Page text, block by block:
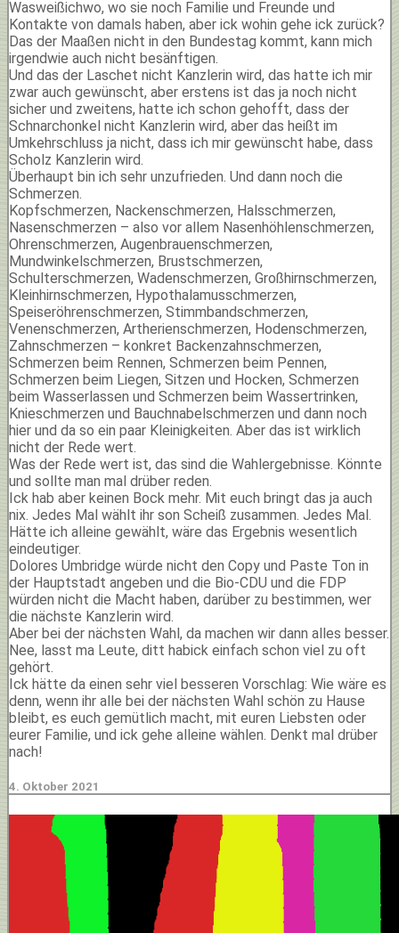
Wasweißichwo, wo sie noch Familie und Freunde und
Kontakte von damals haben, aber ick wohin gehe ick zurück?
Das der Maaßen nicht in den Bundestag kommt, kann mich
irgendwie auch nicht besänftigen.
Und das der Laschet nicht Kanzlerin wird, das hatte ich mir
zwar auch gewünscht, aber erstens ist das ja noch nicht
sicher und zweitens, hatte ich schon gehofft, dass der
Schnarchonkel nicht Kanzlerin wird, aber das heißt im
Umkehrschluss ja nicht, dass ich mir gewünscht habe, dass
Scholz Kanzlerin wird.
Überhaupt bin ich sehr unzufrieden. Und dann noch die
Schmerzen.
Kopfschmerzen, Nackenschmerzen, Halsschmerzen,
Nasenschmerzen – also vor allem Nasenhöhlenschmerzen,
Ohrenschmerzen, Augenbrauenschmerzen,
Mundwinkelschmerzen, Brustschmerzen,
Schulterschmerzen, Wadenschmerzen, Großhirnschmerzen,
Kleinhirnschmerzen, Hypothalamusschmerzen,
Speiseröhrenschmerzen, Stimmbandschmerzen,
Venenschmerzen, Artherienschmerzen, Hodenschmerzen,
Zahnschmerzen – konkret Backenzahnschmerzen,
Schmerzen beim Rennen, Schmerzen beim Pennen,
Schmerzen beim Liegen, Sitzen und Hocken, Schmerzen
beim Wasserlassen und Schmerzen beim Wassertrinken,
Knieschmerzen und Bauchnabelschmerzen und dann noch
hier und da so ein paar Kleinigkeiten. Aber das ist wirklich
nicht der Rede wert.
Was der Rede wert ist, das sind die Wahlergebnisse. Könnte
und sollte man mal drüber reden.
Ick hab aber keinen Bock mehr. Mit euch bringt das ja auch
nix. Jedes Mal wählt ihr son Scheiß zusammen. Jedes Mal.
Hätte ich alleine gewählt, wäre das Ergebnis wesentlich
eindeutiger.
Dolores Umbridge würde nicht den Copy und Paste Ton in
der Hauptstadt angeben und die Bio-CDU und die FDP
würden nicht die Macht haben, darüber zu bestimmen, wer
die nächste Kanzlerin wird.
Aber bei der nächsten Wahl, da machen wir dann alles besser.
Nee, lasst ma Leute, ditt habick einfach schon viel zu oft
gehört.
Ick hätte da einen sehr viel besseren Vorschlag: Wie wäre es
denn, wenn ihr alle bei der nächsten Wahl schön zu Hause
bleibt, es euch gemütlich macht, mit euren Liebsten oder
eurer Familie, und ick gehe alleine wählen. Denkt mal drüber
nach!
4. Oktober 2021